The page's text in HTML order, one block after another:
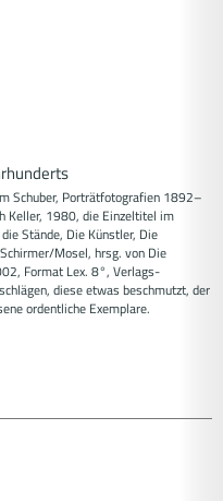
Schuber, Porträtfotografien 1892–
Keller, 1980, die Einzeltitel im
Stände, Die Künstler, Die
Mosel, hrsg. von Die
Format Lex. 8°, Verlags-
diese etwas beschmutzt, der
ordentliche Exemplare.